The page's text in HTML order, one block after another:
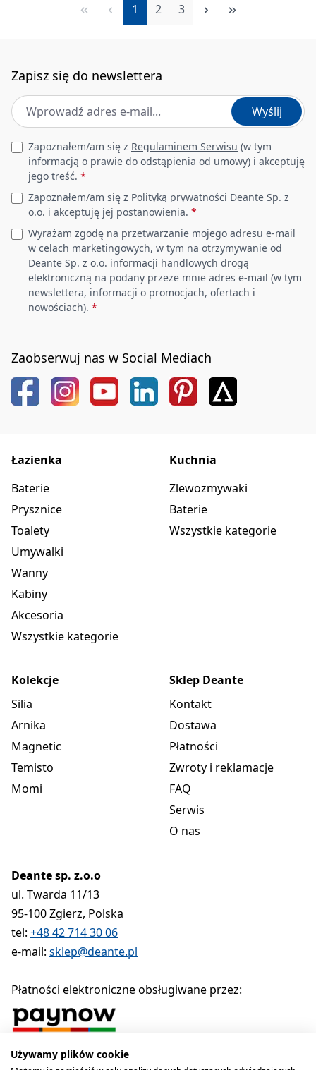
Strona
1 Strona
2 Strona
3
Zapisz się do newslettera
Adres e-mail *
Wyślij
Leave this field empty
Zapoznałem/am się z Regulaminem Serwisu (w tym
informacją o prawie do odstąpienia od umowy) i akceptuję
jego treść. *
Zapoznałem/am się z Polityką prywatności Deante Sp. z
o.o. i akceptuję jej postanowienia. *
Wyrażam zgodę na przetwarzanie mojego adresu e-mail
w celach marketingowych, w tym na otrzymywanie od
Deante Sp. z o.o. informacji handlowych drogą
elektroniczną na podany przeze mnie adres e-mail (w tym
newslettera, informacji o promocjach, ofertach i
nowościach). *
Zaobserwuj nas w Social Mediach
Łazienka
Baterie
Prysznice
Toalety
Umywalki
Wanny
Kabiny
Akcesoria
Wszystkie kategorie
Kuchnia
Zlewozmywaki
Baterie
Wszystkie kategorie
Kolekcje
Silia
Arnika
Magnetic
Temisto
Momi
Sklep Deante
Kontakt
Dostawa
Płatności
Zwroty i reklamacje
FAQ
Serwis
O nas
Deante sp. z.o.o
ul. Twarda 11/13
95-100 Zgierz, Polska
tel: +48 42 714 30 06
e-mail: sklep@deante.pl
Płatności elektroniczne obsługiwane przez:
Używamy plików cookie